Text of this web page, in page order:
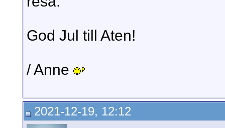
God Jul till Aten!
/ Anne
2021-12-19, 12:12